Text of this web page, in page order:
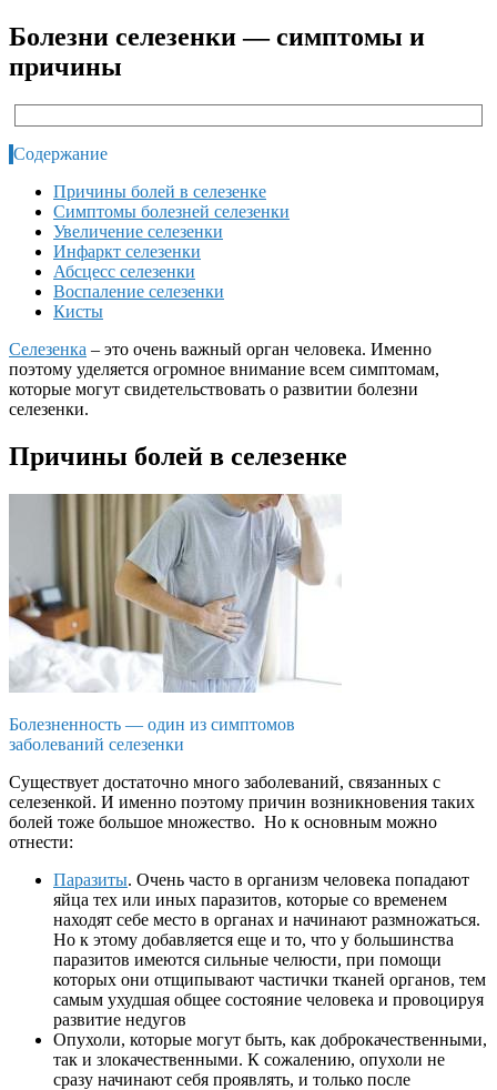
Болезни селезенки — симптомы и
причины
Содержание
Причины болей в селезенке
Симптомы болезней селезенки
Увеличение селезенки
Инфаркт селезенки
Абсцесс селезенки
Воспаление селезенки
Кисты
Селезенка – это очень важный орган человека. Именно
поэтому уделяется огромное внимание всем симптомам,
которые могут свидетельствовать о развитии болезни
селезенки.
Причины болей в селезенке
Болезненность — один из симптомов
заболеваний селезенки
Существует достаточно много заболеваний, связанных с
селезенкой. И именно поэтому причин возникновения таких
болей тоже большое множество. Но к основным можно
отнести:
Паразиты. Очень часто в организм человека попадают
яйца тех или иных паразитов, которые со временем
находят себе место в органах и начинают размножаться.
Но к этому добавляется еще и то, что у большинства
паразитов имеются сильные челюсти, при помощи
которых они отщипывают частички тканей органов, тем
самым ухудшая общее состояние человека и провоцируя
развитие недугов
Опухоли, которые могут быть, как доброкачественными,
так и злокачественными. К сожалению, опухоли не
сразу начинают себя проявлять, и только после